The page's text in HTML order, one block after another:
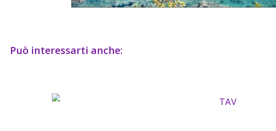
Può interessarti anche: